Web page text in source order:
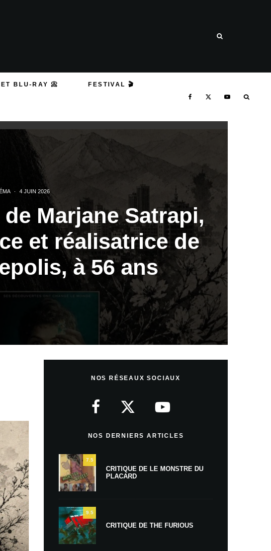
BLU-RAY 📀 FESTIVAL 🎬
· 4 JUIN 2026
Marjane Satrapi,
et réalisatrice de
à 56 ans
NOS RÉSEAUX SOCIAUX
NOS DERNIERS ARTICLES
7.5
CRITIQUE DE LE MONSTRE DU
PLACARD
9.5
CRITIQUE DE THE FURIOUS